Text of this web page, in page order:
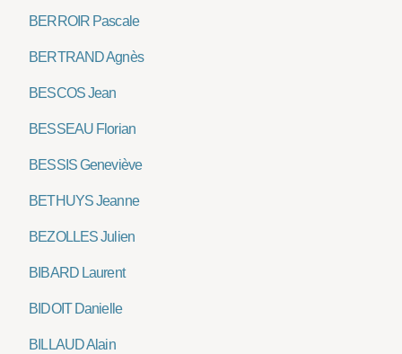
BERROIR Pascale
BERTRAND Agnès
BESCOS Jean
BESSEAU Florian
BESSIS Geneviève
BETHUYS Jeanne
BEZOLLES Julien
BIBARD Laurent
BIDOIT Danielle
BILLAUD Alain